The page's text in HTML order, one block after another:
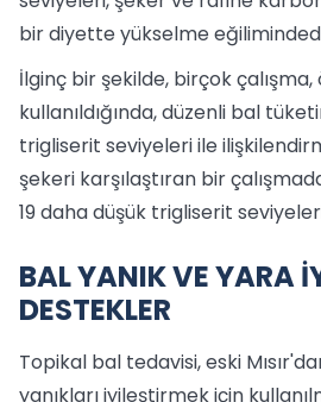
bir diyette yükselme
İlginç bir şekilde, birçok
kullanıldığında, düzenli bal
trigliserit seviyeleri ile
şekeri karşılaştıran bir
19 daha düşük trigliserit
BAL YANIK VE YARA
DESTEKLER
Topikal bal tedavisi, eski
yanıkları iyileştirmek için